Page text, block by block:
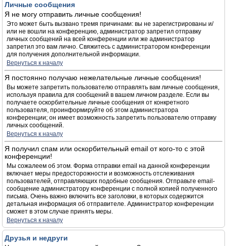
Личные сообщения
Я не могу отправить личные сообщения!
Это может быть вызвано тремя причинами: вы не зарегистрированы и/
или не вошли на конференцию, администратор запретил отправку
личных сообщений на всей конференции или же администратор
запретил это вам лично. Свяжитесь с администратором конференции
для получения дополнительной информации.
Вернуться к началу
Я постоянно получаю нежелательные личные сообщения!
Вы можете запретить пользователю отправлять вам личные сообщения,
используя правила для сообщений в вашем личном разделе. Если вы
получаете оскорбительные личные сообщения от конкретного
пользователя, проинформируйте об этом администратора
конференции; он имеет возможность запретить пользователю отправку
личных сообщений.
Вернуться к началу
Я получил спам или оскорбительный email от кого-то с этой
конференции!
Мы сожалеем об этом. Форма отправки email на данной конференции
включает меры предосторожности и возможность отслеживания
пользователей, отправляющих подобные сообщения. Отправьте email-
сообщение администратору конференции с полной копией полученного
письма. Очень важно включить все заголовки, в которых содержится
детальная информация об отправителе. Администратор конференции
сможет в этом случае принять меры.
Вернуться к началу
Друзья и недруги